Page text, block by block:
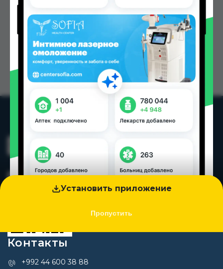
Установить приложение
Пропустить
Контакты
+992 44 600 38 88